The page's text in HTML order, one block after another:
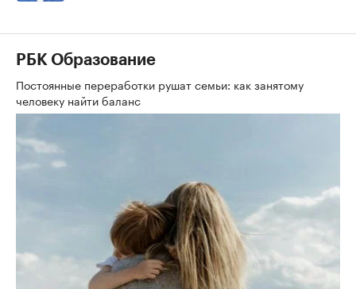
РБК Образование
Постоянные переработки рушат семьи: как занятому
человеку найти баланс